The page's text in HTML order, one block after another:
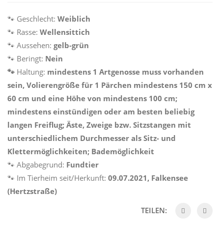
🐾 Geschlecht: Weiblich
🐾 Rasse: Wellensittich
🐾 Aussehen: gelb-grün
🐾 Beringt: Nein
🐾 Haltung: mindestens 1 Artgenosse muss vorhanden
sein, Volierengröße für 1 Pärchen mindestens 150 cm x
60 cm und eine Höhe von mindestens 100 cm;
mindestens einstündigen oder am besten beliebig
langen Freiflug; Äste, Zweige bzw. Sitzstangen mit
unterschiedlichem Durchmesser als Sitz- und
Klettermöglichkeiten; Bademöglichkeit
🐾 Abgabegrund: Fundtier
🐾 Im Tierheim seit/Herkunft: 09.07.2021, Falkensee
(Hertzstraße)
TEILEN: